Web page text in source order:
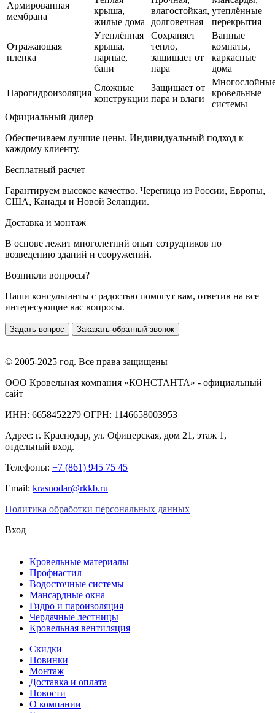
Армированная
мембрана
крыша,
жилые дома
влагостойкая,
долговечная
утеплённые
перекрытия
Отражающая
пленка
Утеплённая
крыша,
парные,
бани
Сохраняет
тепло,
защищает от
пара
Ванные
комнаты,
каркасные
дома
Парогидроизоляция
Сложные
конструкции
Защищает от
пара и влаги
кровельные
системы
Официальный дилер
Обеспечиваем лучшие цены. Индивидуальный подход к
каждому клиенту.
Бесплатный расчет
Гарантируем высокое качество. Черепица из России, Европы,
США, Канады и Новой Зеландии.
Доставка и монтаж
В основе лежит многолетний опыт сотрудников по
возведению зданий и сооружений.
Возникли вопросы?
Наши консультанты с радостью помогут вам, ответив на все
интересующие вас вопросы.
Задать вопрос Заказать обратный звонок
© 2005-2025 год. Все права защищены
ООО Кровельная компания «КОНСТАНТА» - официальный
сайт
ИНН: 6658452279 ОГРН: 1146658003953
Адрес: г. Краснодар, ул. Офицерская, дом 21, этаж 1,
отдельный вход.
Телефоны: +7 (861) 945 75 45
Email: krasnodar@rkkb.ru
Политика обработки персональных данных
Вход
Кровельные материалы
Профнастил
Водосточные системы
Мансардные окна
Гидро и пароизоляция
Чердачные лестницы
Кровельная вентиляция
Скидки
Новинки
Монтаж
Доставка и оплата
Новости
О компании